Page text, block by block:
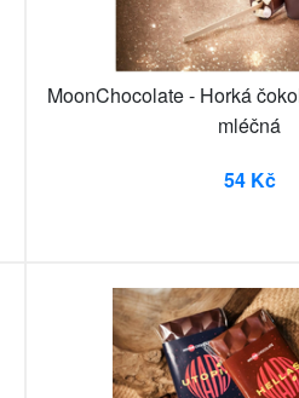
MoonChocolate - Horká
mléčná
54 Kč